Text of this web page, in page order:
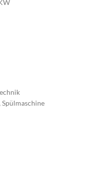
Spülmaschine